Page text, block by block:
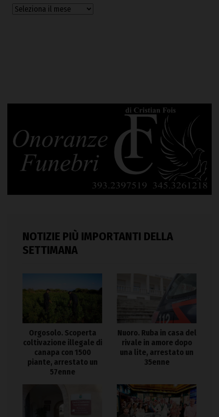
Archivi
NOTIZIE PIÙ IMPORTANTI DELLA
SETTIMANA
Orgosolo. Scoperta
coltivazione illegale di
canapa con 1500
piante, arrestato un
57enne
Nuoro. Ruba in casa del
rivale in amore dopo
una lite, arrestato un
35enne